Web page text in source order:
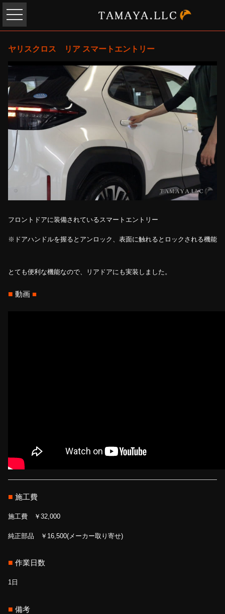
ヤリスクロス リア スマートエントリー
フロントドアに装備されているスマートエントリー
※ドアハンドルを握るとアンロック、表面に触れるとロックされる機能
とても便利な機能なので、リアドアにも実装しました。
■ 動画 ■
■ 施工費
施工費 ￥32,000
純正部品 ￥16,500(メーカー取り寄せ)
■ 作業日数
1日
■ 備考